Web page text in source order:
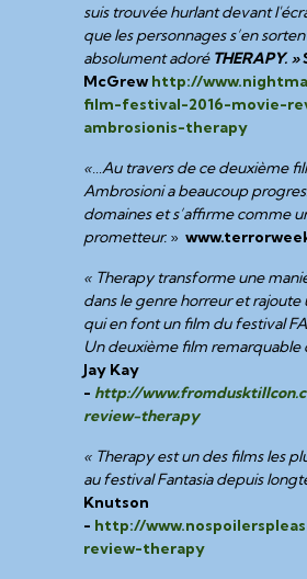
suis trouvée hurlant devant
que les personnages s’en
absolument adoré THERAPY. »
McGrewhttp://
film-festival-2016-movie-
ambrosionis-therapy
«…Au travers de ce deuxième
Ambrosioni a beaucoup
domaines et s’affirme comme
prometteur. »
« Therapy transforme une
dans le genre horreur et
qui en font un film du festival
Un deuxième film remarquable
Jay Kay
- http://
review-therapy
« Therapy est un des films les
au festival Fantasia depuis
Knutson
- http://
review-therapy